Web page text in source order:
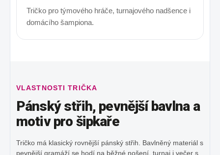
Tričko pro týmového hráče, turnajového nadšence i
domácího šampiona.
VLASTNOSTI TRIČKA
Pánský střih, pevnější bavlna a
motiv pro šipkaře
Tričko má klasický rovnější pánský střih. Bavlněný materiál s
pevnější gramáží se hodí na běžné nošení, turnaj i večer s